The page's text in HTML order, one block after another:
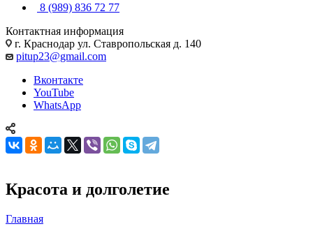
8 (989) 836 72 77
Контактная информация
г. Краснодар ул. Ставропольская д. 140
pitup23@gmail.com
Вконтакте
YouTube
WhatsApp
Красота и долголетие
Главная